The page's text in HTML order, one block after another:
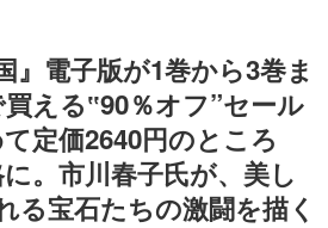
な影響を受けた作家さんに取材し、ゲームが
ンツ産業やカルチャーに与えた影響を探る企
ルゲーム産業史
ルゲーム史における主要なトピック・タイト
ほか、開発者へのインタビューや識者による
約20年の歴史が一望できる決定版！
り〜ゲームクリエイターの青春〜
ーン
』電子版が1巻から3巻ま
える‟90％オフ”セール
定価2640円のところ
に。市川春子氏が、美し
る宝石たちの激闘を描く